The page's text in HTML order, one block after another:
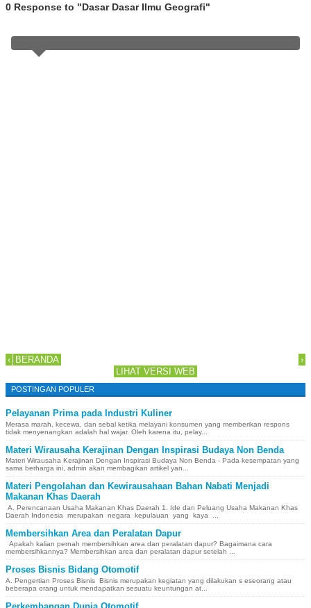
0 Response to "Dasar Dasar Ilmu Geografi"
‹ ›
BERANDA
LIHAT VERSI WEB
POSTINGAN POPULER
Pelayanan Prima pada Industri Kuliner
Merasa marah, kecewa, dan sebal ketika melayani konsumen yang memberikan respons
tidak menyenangkan adalah hal wajar. Oleh karena itu, pelay...
Materi Wirausaha Kerajinan Dengan Inspirasi Budaya Non Benda
Materi Wirausaha Kerajinan Dengan Inspirasi Budaya Non Benda - Pada kesempatan yang
sama berharga ini, admin akan membagikan artikel yan...
Materi Pengolahan dan Kewirausahaan Bahan Nabati Menjadi
Makanan Khas Daerah
A. Perencanaan Usaha Makanan Khas Daerah 1. Ide dan Peluang Usaha Makanan Khas
Daerah Indonesia merupakan negara kepulauan yang kaya ...
Membersihkan Area dan Peralatan Dapur
Apakah kalian pernah membersihkan area dan peralatan dapur? Bagaimana cara
membersihkannya? Membersihkan area dan peralatan dapur setelah ...
Proses Bisnis Bidang Otomotif
A. Pengertian Proses Bisnis Bisnis merupakan kegiatan yang dilakukan s eseorang atau
beberapa orang untuk mendapatkan sesuatu keuntungan at...